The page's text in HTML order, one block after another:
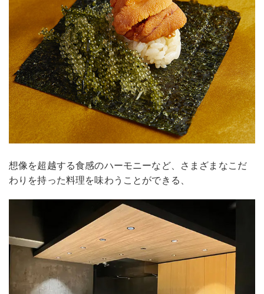
想像を超越する食感のハーモニーなど、さまざまなこだ
わりを持った料理を味わうことができる、